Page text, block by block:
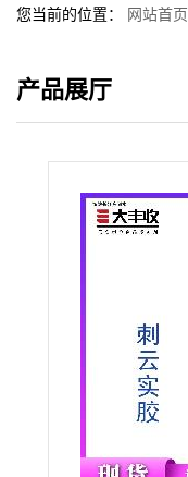
您当前的位置： 网站首页
产品展厅